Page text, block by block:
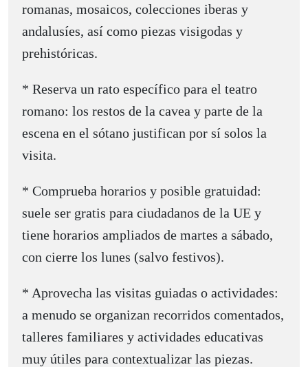
romanas, mosaicos, colecciones iberas y
andalusíes, así como piezas visigodas y
prehistóricas.
* Reserva un rato específico para el teatro
romano: los restos de la cavea y parte de la
escena en el sótano justifican por sí solos la
visita.
* Comprueba horarios y posible gratuidad:
suele ser gratis para ciudadanos de la UE y
tiene horarios ampliados de martes a sábado,
con cierre los lunes (salvo festivos).
* Aprovecha las visitas guiadas o actividades:
a menudo se organizan recorridos comentados,
talleres familiares y actividades educativas
muy útiles para contextualizar las piezas.